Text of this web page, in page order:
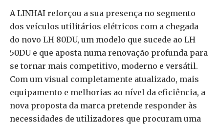
A LINHAI reforçou a sua presença no segmento
dos veículos utilitários elétricos com a chegada
do novo LH 80DU, um modelo que sucede ao LH
50DU e que aposta numa renovação profunda para
se tornar mais competitivo, moderno e versátil.
Com um visual completamente atualizado, mais
equipamento e melhorias ao nível da eficiência, a
nova proposta da marca pretende responder às
necessidades de utilizadores que procuram uma